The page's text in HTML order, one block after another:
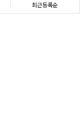
최근등록순